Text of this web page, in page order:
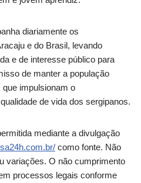
diariamente os
e do Brasil, levando
e de interesse público para
de manter a população
impulsionam o
de vida dos sergipanos.
mediante a divulgação
como fonte. Não
variações. O não cumprimento
processos legais conforme